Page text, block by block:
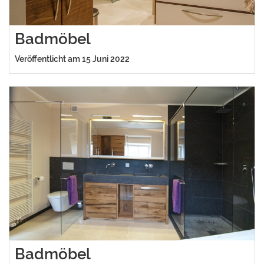
Badmöbel
Veröffentlicht am 15 Juni 2022
Badmöbel